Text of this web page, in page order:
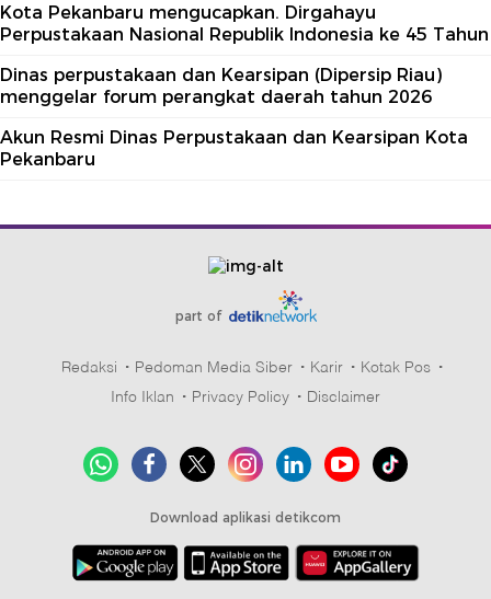
Kota Pekanbaru mengucapkan. Dirgahayu
Perpustakaan Nasional Republik Indonesia ke 45 Tahun
Dinas perpustakaan dan Kearsipan (Dipersip Riau)
menggelar forum perangkat daerah tahun 2026
Akun Resmi Dinas Perpustakaan dan Kearsipan Kota
Pekanbaru
part of
Redaksi Pedoman Media Siber Karir
Kotak Pos
Info Iklan
Privacy Policy Disclaimer
Download aplikasi detikcom